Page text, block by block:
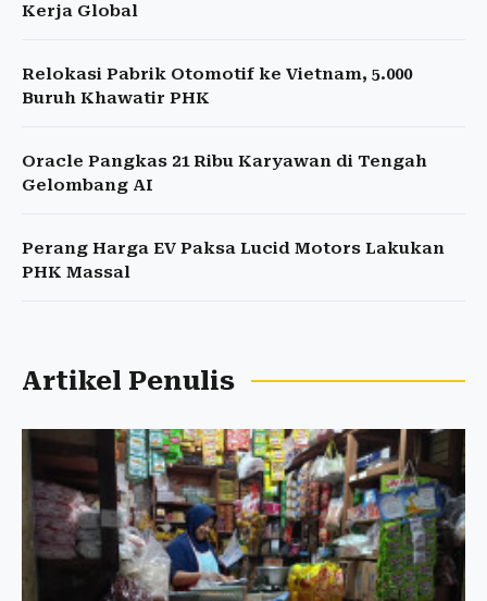
Kerja Global
Relokasi Pabrik Otomotif ke Vietnam, 5.000
Buruh Khawatir PHK
Oracle Pangkas 21 Ribu Karyawan di Tengah
Gelombang AI
Perang Harga EV Paksa Lucid Motors Lakukan
PHK Massal
Artikel Penulis